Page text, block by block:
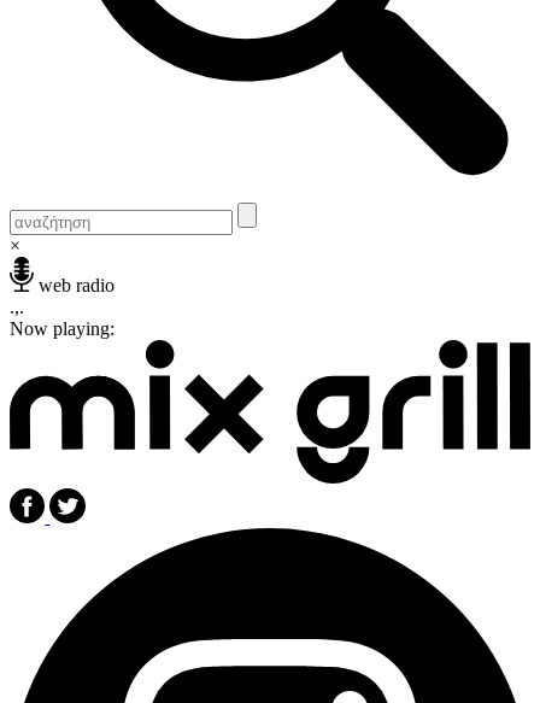
×
web radio
.,.
Now playing: